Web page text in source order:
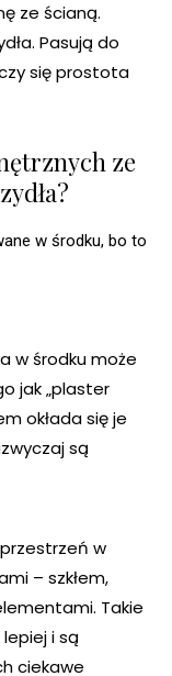
ze ścianą.
Pasują do
się prostota
ze
w środku, bo to
w środku może
jak „plaster
okłada się je
są
w
– szkłem,
Takie
i są
ciekawe